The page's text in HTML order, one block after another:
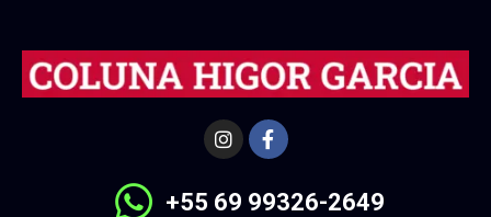
+55 69 99326-2649